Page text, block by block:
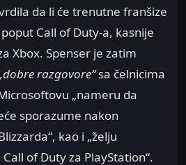
da li će trenutne franšize
Call of Duty-a, kasnije
Xbox. Spenser je zatim
razgovore“sa čelnicima
„nameru da
sporazume nakon
kao i „želju
of Duty za PlayStation“.